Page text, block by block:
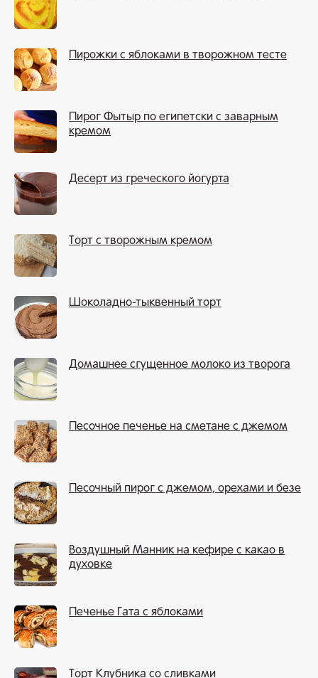
Пирожки с яблоками в творожном тесте
Пирог Фытыр по египетски с заварным
кремом
Десерт из греческого йогурта
Торт с творожным кремом
Шоколадно-тыквенный торт
Домашнее сгущенное молоко из творога
Песочное печенье на сметане с джемом
Песочный пирог с джемом, орехами и безе
Воздушный Манник на кефире с какао в
духовке
Печенье Гата с яблоками
Торт Клубника со сливками